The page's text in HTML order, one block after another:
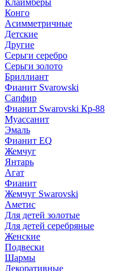
Клаймберы
Конго
Асимметричные
Детские
Другие
Серьги серебро
Серьги золото
Бриллиант
Фианит Svarowski
Сапфир
Фианит Swarovski Кр-88
Муассанит
Эмаль
Фианит EQ
Жемчуг
Янтарь
Агат
Фианит
Жемчуг Swarovski
Аметис
Для детей золотые
Для детей серебряные
Женские
Подвески
Шармы
Декоративные